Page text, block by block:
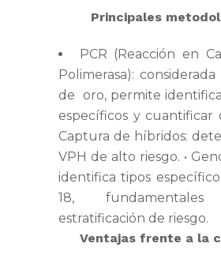
Principales
PCR (Reacción en
Polimerasa):
de oro, permite
específicos y cuantificar
Captura de híbridos:
VPH de alto riesgo. •
identifica tipos
18,
estratificación de riesgo.
Ventajas frente a la